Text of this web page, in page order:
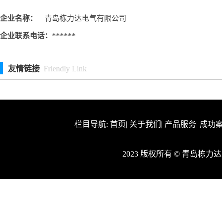
企业名称： 青岛栋力达电气有限公司
企业联系电话： ******
友情链接 Friendly Link
栏目导航: 首页| 关于我们 | 产品服务| 成功
2023 版权所有 © 青岛栋力